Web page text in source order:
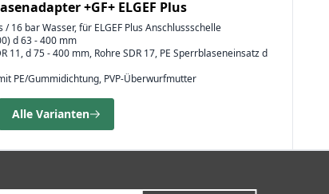
+GF+ ELGEF Plus
/ 16 bar Wasser, für ELGEF Plus Anschlussschelle
d 63 - 400 mm
11, d 75 - 400 mm, Rohre SDR 17, PE Sperrblaseneinsatz d
PE/Gummidichtung, PVP-Überwurfmutter
Alle Varianten